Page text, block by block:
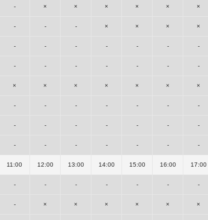
- × × × × × ×
- - - × × × ×
- - - - - - -
- - - - - - -
× × × × × × ×
- - - - - - -
- - - - - - -
- - - - - - -
11:00 12:00 13:00 14:00 15:00 16:00 17:00
- - - - - - -
- × × × × × ×